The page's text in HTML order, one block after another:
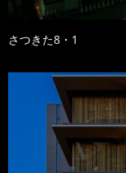
さつきた8・1